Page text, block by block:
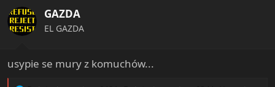
GAZDA
EL GAZDA
usypie se mury z komuchów...